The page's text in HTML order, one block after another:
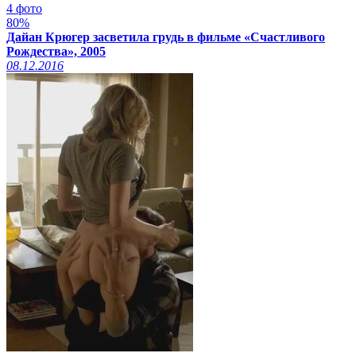
4 фото
80%
Дайан Крюгер засветила грудь в фильме «Счастливого
Рождества», 2005
08.12.2016